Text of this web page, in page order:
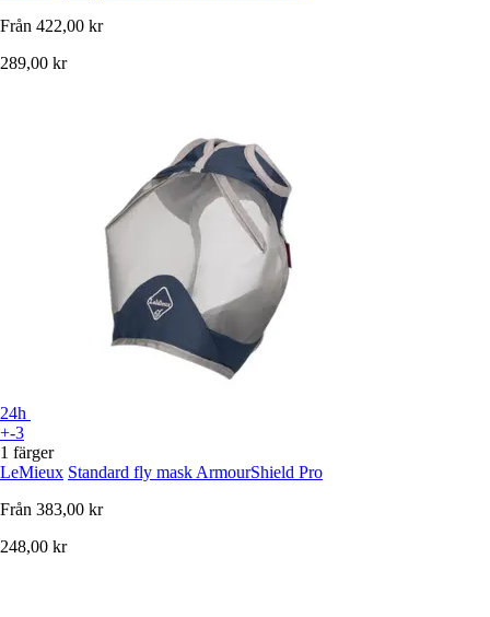
Från 422,00 kr
289,00 kr
24h
+-3
1 färger
LeMieux Standard fly mask ArmourShield Pro
Från 383,00 kr
248,00 kr